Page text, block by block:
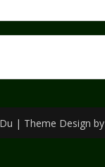
| Theme Design by